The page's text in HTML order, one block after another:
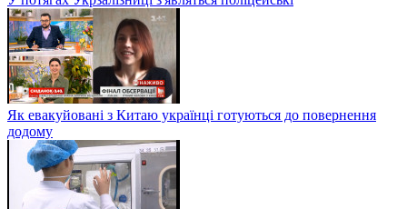
Як евакуйовані з Китаю українці готуються до повернення
додому